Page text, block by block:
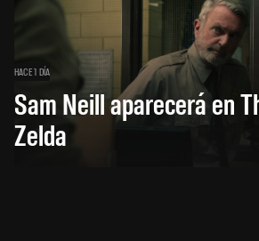
HACE 1 DÍA
Sam Neill aparecerá en
Zelda